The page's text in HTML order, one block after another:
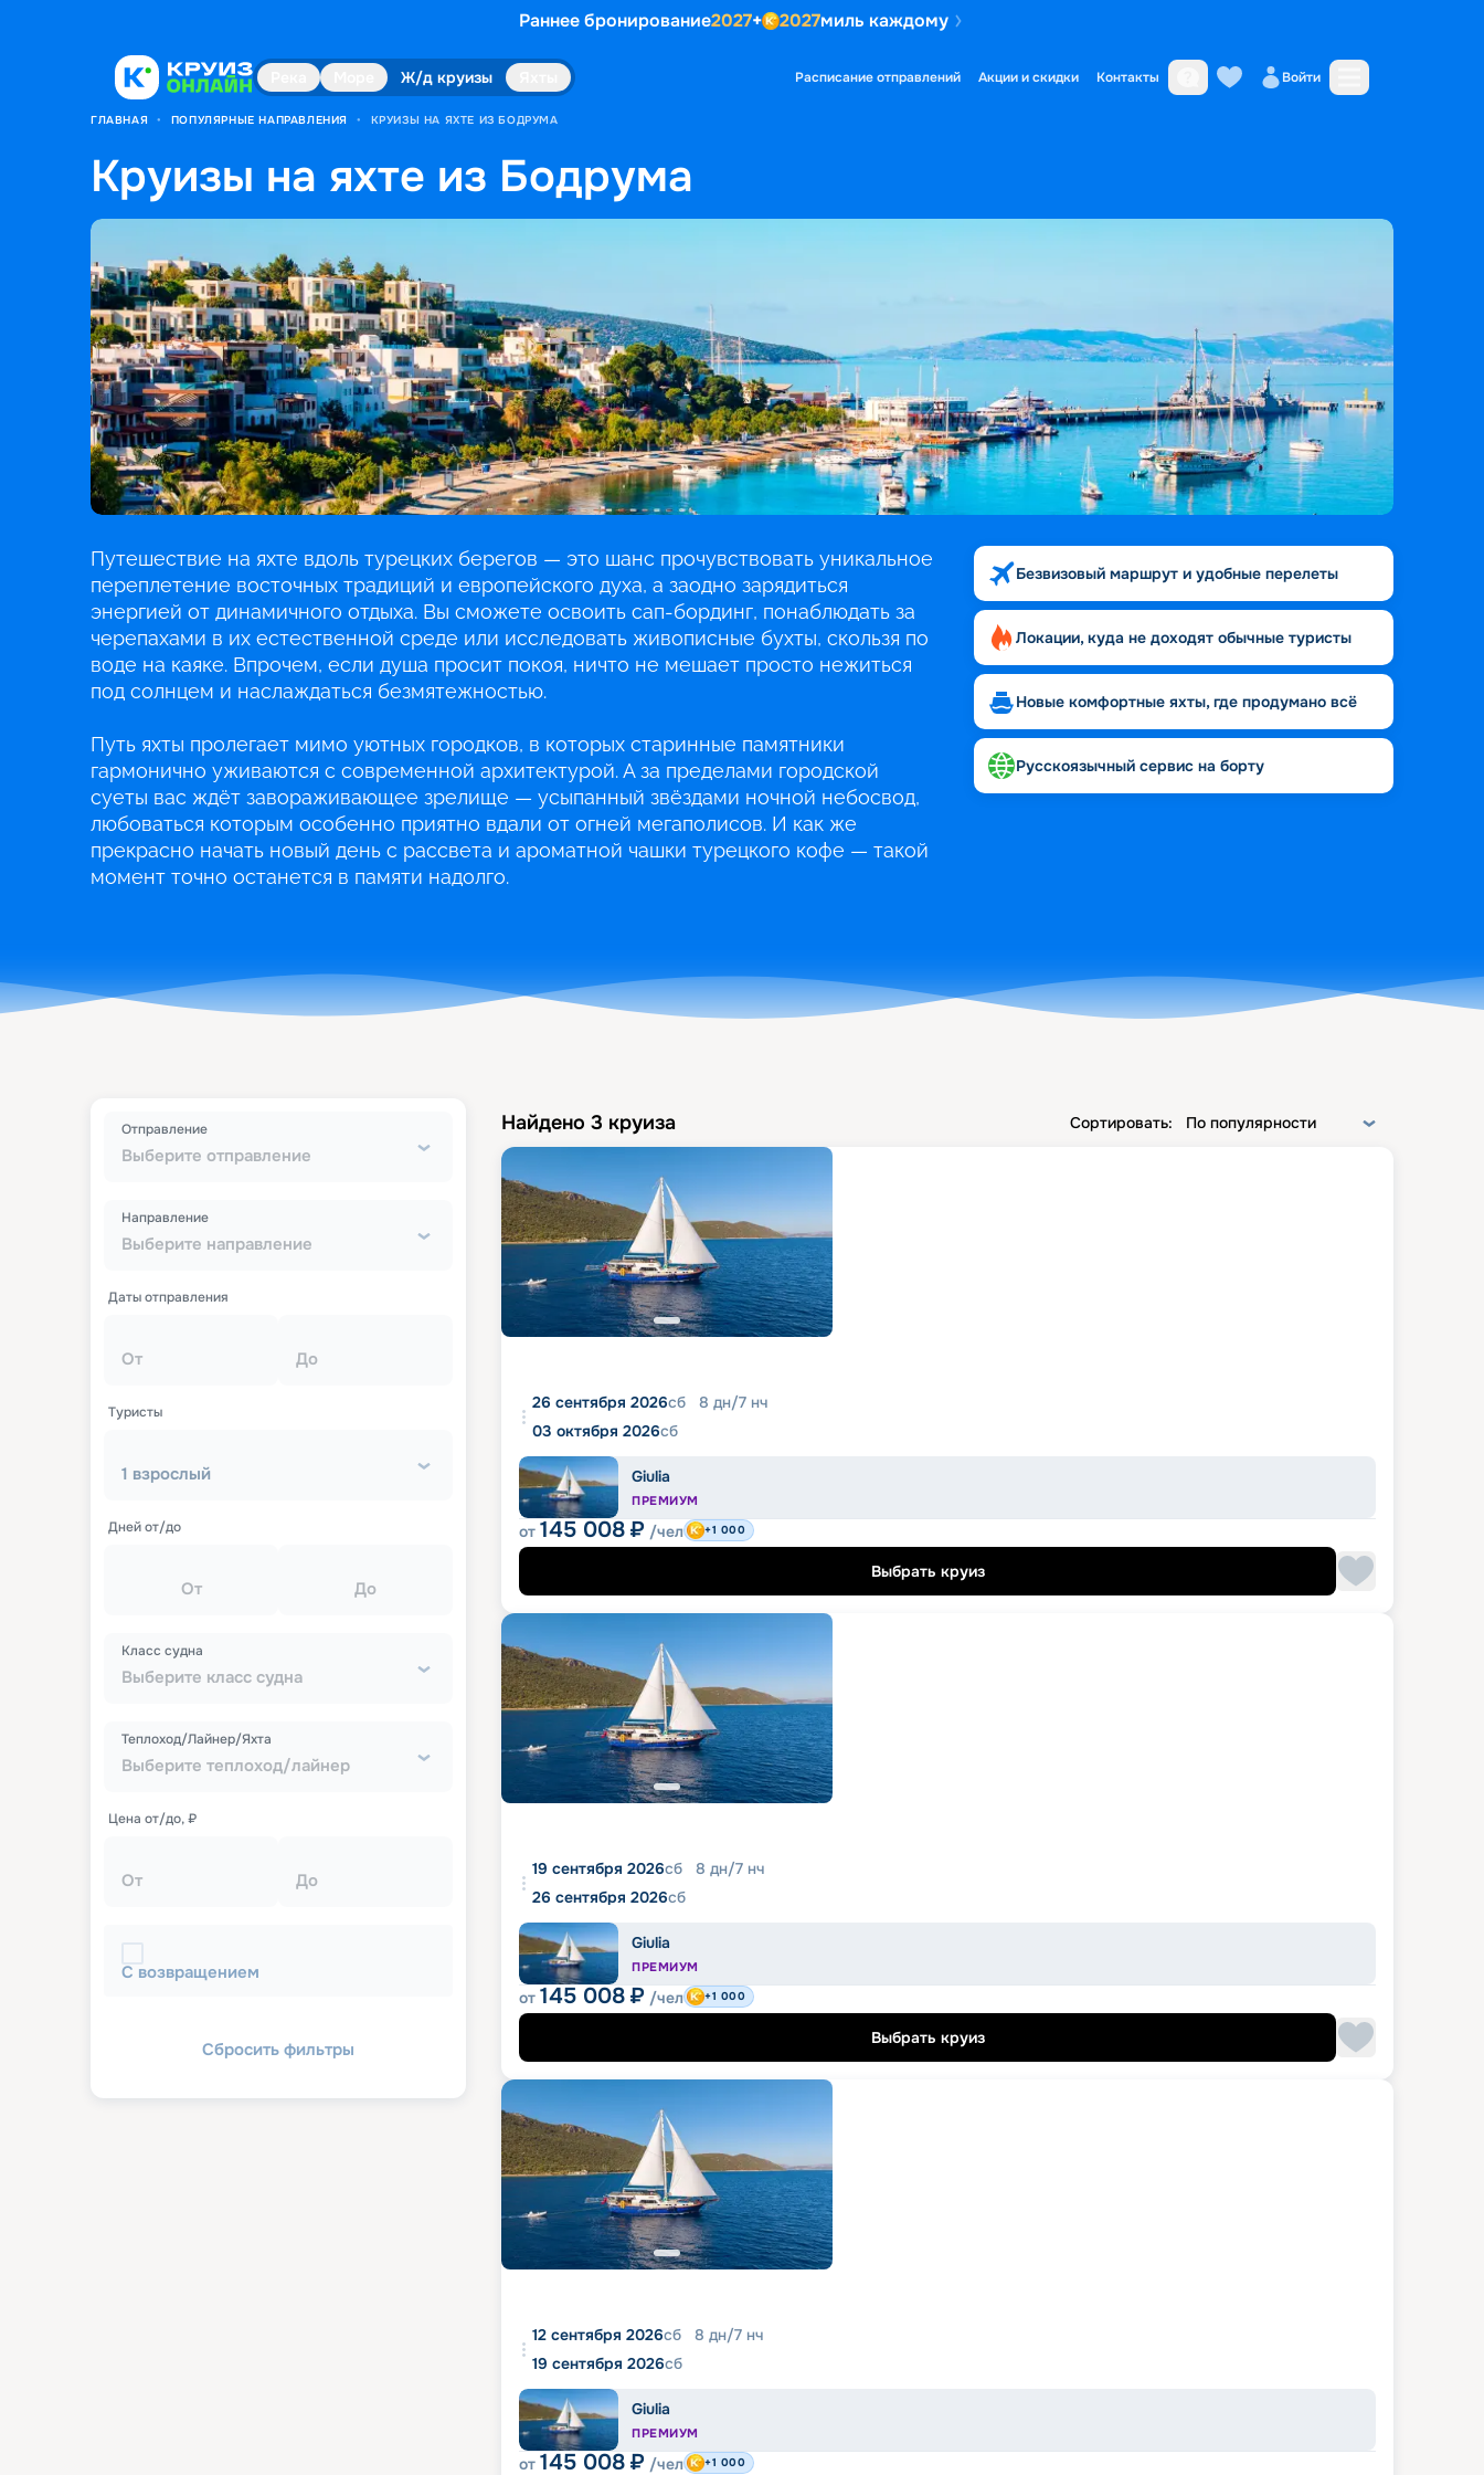
Раннее бронирование2027+ 2027миль каждому
Ж/д круизы Расписание отправлений Акции и скидки Контакты Войти
ГЛАВНАЯ • ПОПУЛЯРНЫЕ НАПРАВЛЕНИЯ • КРУИЗЫ НА ЯХТЕ ИЗ БОДРУМА
Круизы на яхте из Бодрума
Путешествие на яхте вдоль турецких берегов — это шанс прочувствовать уникальное
переплетение восточных традиций и европейского духа, а заодно зарядиться
энергией от динамичного отдыха. Вы сможете освоить сап‑бординг, понаблюдать за
черепахами в их естественной среде или исследовать живописные бухты, скользя по
воде на каяке. Впрочем, если душа просит покоя, ничто не мешает просто нежиться
под солнцем и наслаждаться безмятежностью.
Путь яхты пролегает мимо уютных городков, в которых старинные памятники
гармонично уживаются с современной архитектурой. А за пределами городской
суеты вас ждёт завораживающее зрелище — усыпанный звёздами ночной небосвод,
любоваться которым особенно приятно вдали от огней мегаполисов. И как же
прекрасно начать новый день с рассвета и ароматной чашки турецкого кофе — такой
момент точно останется в памяти надолго.
Безвизовый маршрут и удобные перелеты
Локации, куда не доходят обычные туристы
Новые комфортные яхты, где продумано всё
Русскоязычный сервис на борту
Выберите отправление
Отправление
Выберите направление
Направление
Даты отправления
От До
Туристы
1 взрослый
Дней от/до
От До
Выберите класс судна
Класс судна
Выберите теплоход/лайнер
Теплоход/Лайнер/Яхта
Цена от/до, ₽
От До
С возвращением
Сбросить фильтры
Найдено 3 круиза Сортировать: По популярности
26 сентября 2026сб 8 дн/7 нч
03 октября 2026сб
Giulia
ПРЕМИУМ
от 145 008 ₽ /чел +1 000
Выбрать круиз
19 сентября 2026сб 8 дн/7 нч
26 сентября 2026сб
Giulia
ПРЕМИУМ
от 145 008 ₽ /чел +1 000
Выбрать круиз
12 сентября 2026сб 8 дн/7 нч
19 сентября 2026сб
Giulia
ПРЕМИУМ
от 145 008 ₽ /чел +1 000